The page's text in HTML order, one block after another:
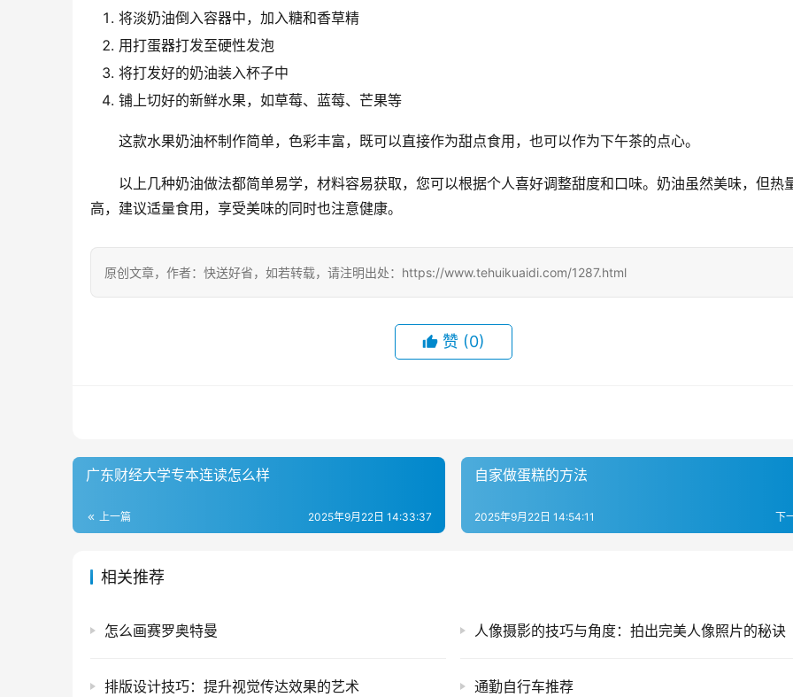
将淡奶油倒入容器中，加入糖和香草精
用打蛋器打发至硬性发泡
将打发好的奶油装入杯子中
铺上切好的新鲜水果，如草莓、蓝莓、芒果等
这款水果奶油杯制作简单，色彩丰富，既可以直接作为甜点食用，也可以作为下午茶的点心。
以上几种奶油做法都简单易学，材料容易获取，您可以根据个人喜好调整甜度和口味。奶油虽然美味，但热
高，建议适量食用，享受美味的同时也注意健康。
原创文章，作者：快送好省，如若转载，请注明出处：https://www.tehuikuaidi.com/1287.html
赞 (0)
广东财经大学专本连读怎么样
上一篇 2025年9月22日 14:33:37
自家做蛋糕的方法
下
2025年9月22日 14:54:11
相关推荐
怎么画赛罗奥特曼 人像摄影的技巧与角度：拍出完美人像照片的秘诀
排版设计技巧：提升视觉传达效果的艺术 通勤自行车推荐